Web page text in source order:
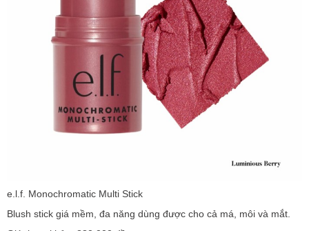
e.l.f. Monochromatic Multi Stick
Blush stick giá mềm, đa năng dùng được cho cả má, môi và mắt.